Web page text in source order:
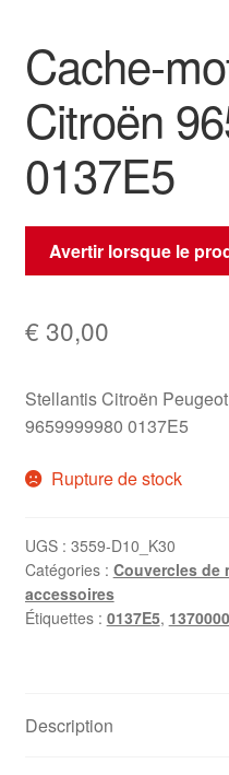
Cache-
Citroën
0137E5
Avertir lorsque le
€ 30,00
Stellantis Citroën Peugeot
9659999980 0137E5
Rupture de stock
UGS : 3559-D10_K30
Catégories : Couvercles de
accessoires
Étiquettes : 0137E5,
Description